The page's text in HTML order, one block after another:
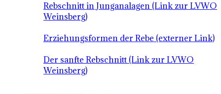
Rebschnitt in Junganalagen (Link zur LVWO
Weinsberg)
Erziehungsformen der Rebe (externer Link)
Der sanfte Rebschnitt (Link zur LVWO
Weinsberg)